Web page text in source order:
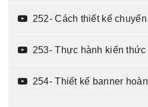
252- Cách thiết kế chuyển động vị trí và opacity (09:43)
253- Thực hành kiến thức đã học về transform và opacity (04:50)
254- Thiết kế banner hoàn chỉnh (06:43)